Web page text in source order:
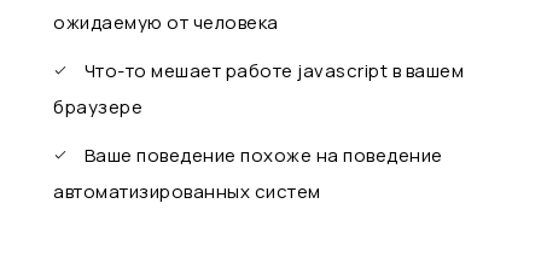
ожидаемую от человека
Что-то мешает работе javascript в вашем
браузере
Ваше поведение похоже на поведение
автоматизированных систем